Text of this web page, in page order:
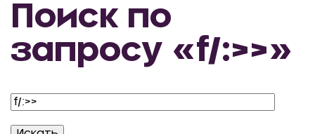
Поиск по
запросу «f/:>>»